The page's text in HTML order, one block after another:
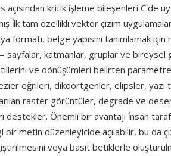
açısından kritik işleme bileşenleri C'de
i̇lk tam özellikli vektör çizim
belge yapısını tanımlamak için
sayfalar, katmanlar, gruplar ve bireysel
ve dönüşümleri belirten
eğrileri, dikdörtgenler, elipsler, yazı
raster görüntüler, degrade ve
destekler. Önemli bir avantajı i̇nsan
metin düzenleyicide açılabilir, bu da
veya basit betiklerle